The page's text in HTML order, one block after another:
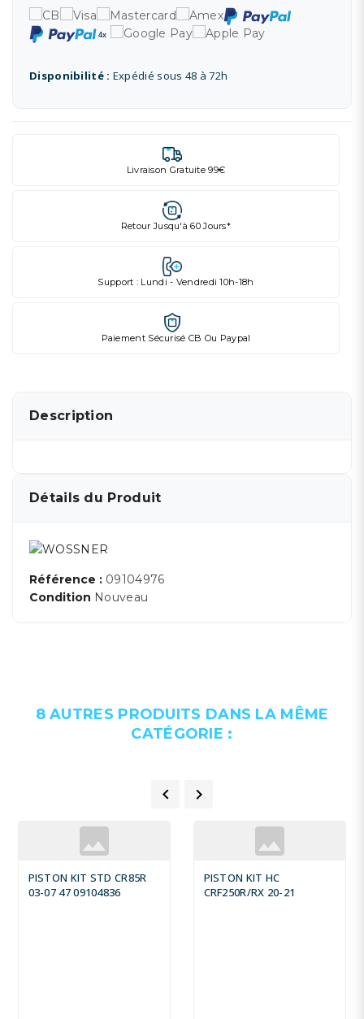
Disponibilité : Expédié sous 48 à 72h
Livraison Gratuite 99€
Retour Jusqu'à 60 Jours*
Support : Lundi - Vendredi 10h-18h
Paiement Sécurisé CB Ou Paypal
Description
Détails du Produit
Référence : 09104976
Condition Nouveau
8 AUTRES PRODUITS DANS LA MÊME
CATÉGORIE :
 
PISTON KIT STD CR85R
03-07 47 09104836
PISTON KIT HC
CRF250R/RX 20-21